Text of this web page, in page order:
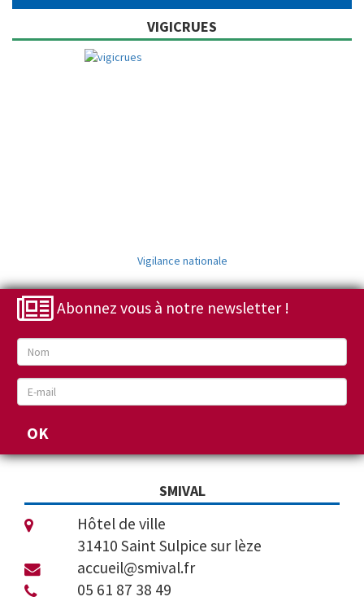
VIGICRUES
Vigilance nationale
Abonnez vous à notre newsletter !
SMIVAL
Hôtel de ville
31410 Saint Sulpice sur lèze
accueil@smival.fr
05 61 87 38 49